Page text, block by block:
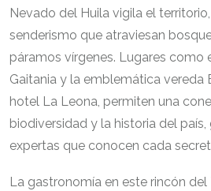
Nevado del Huila vigila el
senderismo que atraviesan
páramos vírgenes. Lugares como
Gaitania y la emblemática vereda
hotel La Leona, permiten una
biodiversidad y la historia del
expertas que conocen cada
La gastronomía en este rincón